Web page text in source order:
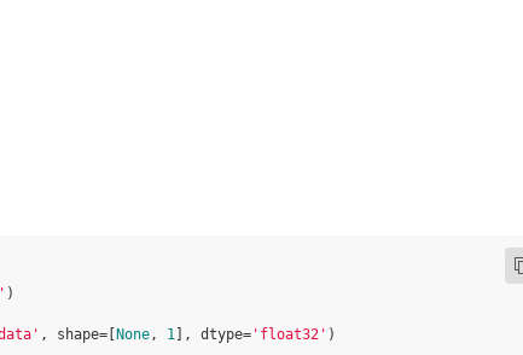
)
, shape= None, 1 ], dtype= 'float32' )